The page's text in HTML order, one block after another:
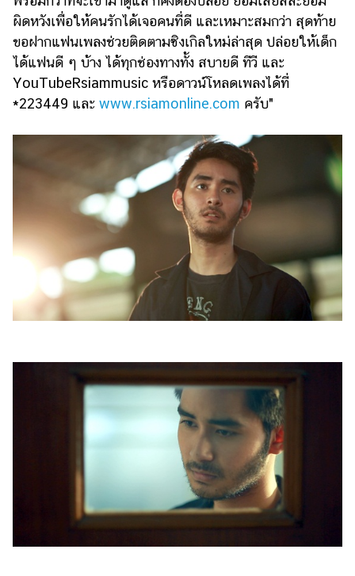
ออนไลน์
ติดต่อ
โฆษณา
แจ้ง
ปัญหา
ผิดหวังเพื่อให้คนรักได้เจอคนที่ดี และเหมาะสมกว่า สุดท้าย
ขอฝากแฟนเพลงช่วยติดตามซิงเกิลใหม่ล่าสุด ปล่อยให้เด็ก
ได้แฟนดี ๆ บ้าง ได้ทุกช่องทางทั้ง สบายดี ทีวี และ
YouTubeRsiammusic หรือดาวน์โหลดเพลงได้ที่
*223449 และ www.rsiamonline.com ครับ"